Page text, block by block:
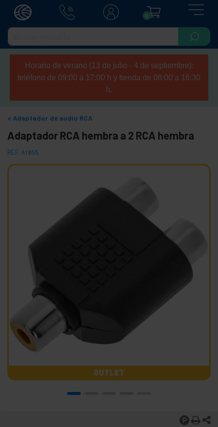
0
Horario de verano (13 de julio - 4 de septiembre):
teléfono de 09:00 a 17:00 h y tienda de 08:00 a 16:30
h.
Adaptador de audio RCA
Adaptador RCA hembra a 2 RCA hembra
REF: AY055
OUTLET